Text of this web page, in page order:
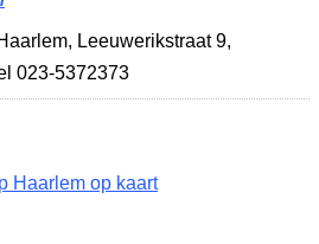
Leeuwerikstraat 9,
023-5372373
Haarlem op kaart